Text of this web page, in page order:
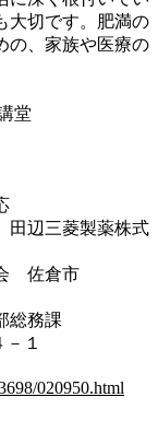
大切です。肥満の
の、家族や医療の
堂
田辺三菱製薬株式
佐倉市
総務課
１
020950.html